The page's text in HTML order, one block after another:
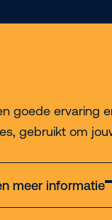
goede ervaring
gebruikt om
meer informatie
Privacy & Cookie